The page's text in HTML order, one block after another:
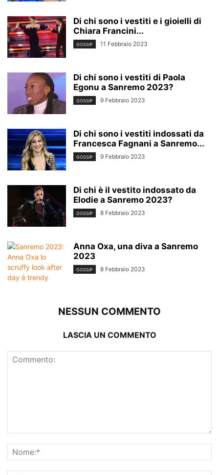
Di chi sono i vestiti e i gioielli di
Chiara Francini...
GOSSIP 11 Febbraio 2023
Di chi sono i vestiti di Paola
Egonu a Sanremo 2023?
GOSSIP 9 Febbraio 2023
Di chi sono i vestiti indossati da
Francesca Fagnani a Sanremo...
GOSSIP 9 Febbraio 2023
Di chi è il vestito indossato da
Elodie a Sanremo 2023?
GOSSIP 8 Febbraio 2023
Anna Oxa, una diva a Sanremo
2023
GOSSIP 8 Febbraio 2023
NESSUN COMMENTO
LASCIA UN COMMENTO